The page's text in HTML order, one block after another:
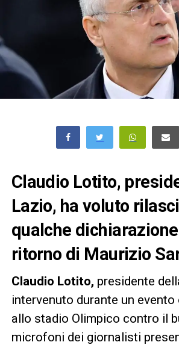
Claudio Lotito,
Lazio, ha voluto
qualche dichiarazione
ritorno di Maurizio
Claudio Lotito, presidente
intervenuto durante un
allo stadio Olimpico contro il
microfoni dei giornalisti